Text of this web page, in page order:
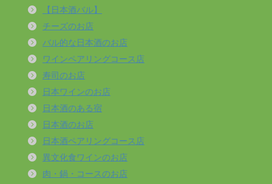
【日本酒バル】
チーズのお店
バル的な日本酒のお店
ワインペアリングコース店
寿司のお店
日本ワインのお店
日本酒のある宿
日本酒のお店
日本酒ペアリングコース店
異文化食ワインのお店
肉・鍋・コースのお店